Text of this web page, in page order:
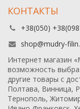
КОНТАКТЫ
+38(050)
shop@mudry-
Интернет магазин
возможность
другие товары с
Полтава, Винница,
Тернополь,